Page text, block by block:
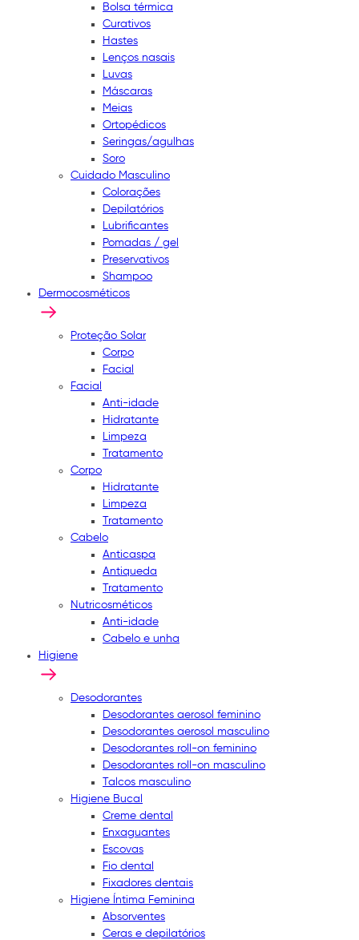
Bolsa térmica
Curativos
Hastes
Lenços nasais
Luvas
Máscaras
Meias
Ortopédicos
Seringas/agulhas
Soro
Cuidado Masculino
Colorações
Depilatórios
Lubrificantes
Pomadas / gel
Preservativos
Shampoo
Dermocosméticos
Proteção Solar
Corpo
Facial
Facial
Anti-idade
Hidratante
Limpeza
Tratamento
Corpo
Hidratante
Limpeza
Tratamento
Cabelo
Anticaspa
Antiqueda
Tratamento
Nutricosméticos
Anti-idade
Cabelo e unha
Higiene
Desodorantes
Desodorantes aerosol feminino
Desodorantes aerosol masculino
Desodorantes roll-on feminino
Desodorantes roll-on masculino
Talcos masculino
Higiene Bucal
Creme dental
Enxaguantes
Escovas
Fio dental
Fixadores dentais
Higiene Íntima Feminina
Absorventes
Ceras e depilatórios